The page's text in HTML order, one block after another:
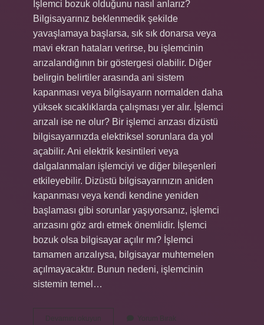
İşlemci bozuk olduğunu nasıl anlarız?
Bilgisayarınız beklenmedik şekilde
yavaşlamaya başlarsa, sık sık donarsa veya
mavi ekran hataları verirse, bu işlemcinin
arızalandığının bir göstergesi olabilir. Diğer
belirgin belirtiler arasında ani sistem
kapanması veya bilgisayarın normalden daha
yüksek sıcaklıklarda çalışması yer alır. İşlemci
arızalı ise ne olur? Bir işlemci arızası dizüstü
bilgisayarınızda elektriksel sorunlara da yol
açabilir. Ani elektrik kesintileri veya
dalgalanmaları işlemciyi ve diğer bileşenleri
etkileyebilir. Dizüstü bilgisayarınızın aniden
kapanması veya kendi kendine yeniden
başlaması gibi sorunlar yaşıyorsanız, işlemci
arızasını göz ardı etmek önemlidir. İşlemci
bozuk olsa bilgisayar açılır mı? İşlemci
tamamen arızalıysa, bilgisayar muhtemelen
açılmayacaktır. Bunun nedeni, işlemcinin
sistemin temel…
Devamını okuyun Yorum Bırak